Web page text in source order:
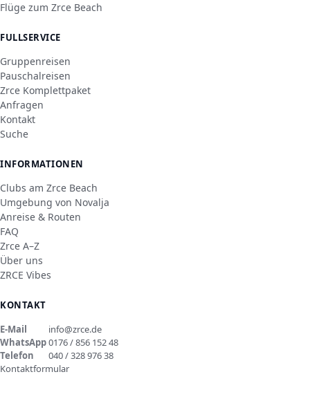
Flüge zum Zrce Beach
FULLSERVICE
Gruppenreisen
Pauschalreisen
Zrce Komplettpaket
Anfragen
Kontakt
Suche
INFORMATIONEN
Clubs am Zrce Beach
Umgebung von Novalja
Anreise & Routen
FAQ
Zrce A–Z
Über uns
ZRCE Vibes
KONTAKT
E-Mail
info@zrce.de
WhatsApp0176 / 856 152 48
Telefon
040 / 328 976 38
Kontaktformular